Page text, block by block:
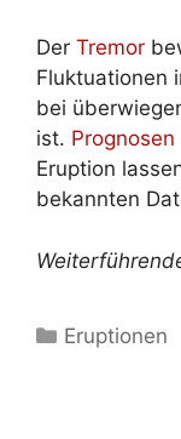
Der Tremor
Fluktuationen
bei
ist. Prognosen
Eruption
bekannten
Kategorien
Eruptionen